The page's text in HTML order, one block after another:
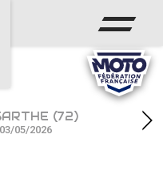
(72)
05/2026